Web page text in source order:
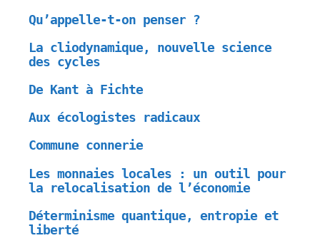
Qu’appelle-t-on penser ?
La cliodynamique, nouvelle science
des cycles
De Kant à Fichte
Aux écologistes radicaux
Commune connerie
Les monnaies locales : un outil pour
la relocalisation de l’économie
Déterminisme quantique, entropie et
liberté